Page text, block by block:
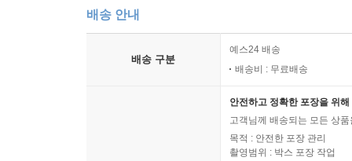
배송 안내
배송 구분
예스24 배송
배송비 : 무료배송
안전하고 정확한 포장을 위
고객님께 배송되는 모든 상
목적 : 안전한 포장 관리
촬영범위 : 박스 포장 작업